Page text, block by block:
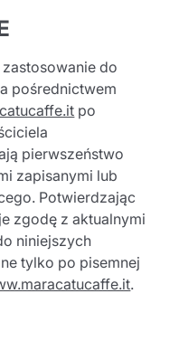
do
pośrednictwem
po
pierwszeństwo
zapisanymi lub
Potwierdzając
zgodę z aktualnymi
niniejszych
tylko po pisemnej
.